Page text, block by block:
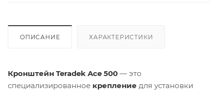
ОПИСАНИЕ ХАРАКТЕРИСТИКИ
Кронштейн Teradek Ace 500 — это
специализированное крепление для установки